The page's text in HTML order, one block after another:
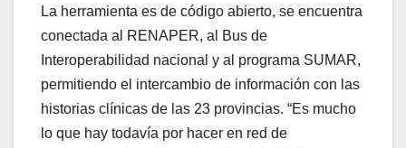
La herramienta es de código abierto, se encuentra
conectada al RENAPER, al Bus de
Interoperabilidad nacional y al programa SUMAR,
permitiendo el intercambio de información con las
historias clínicas de las 23 provincias. “Es mucho
lo que hay todavía por hacer en red de